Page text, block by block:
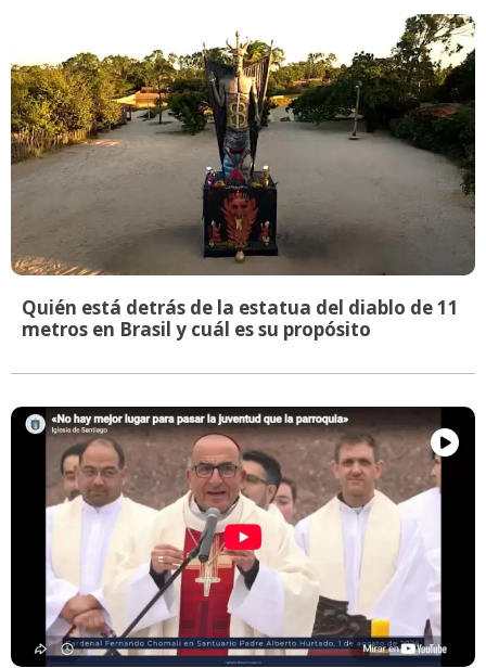
Quién está detrás de la estatua del diablo de 11
metros en Brasil y cuál es su propósito